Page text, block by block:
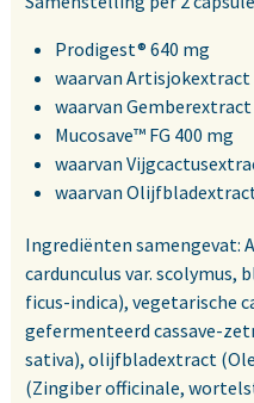
Prodigest® 640 mg
waarvan Artisjokextract
waarvan Gemberextract
Mucosave™ FG 400 mg
waarvan
waarvan
Ingrediënten samengevat:
cardunculus var. scolymus,
ficus-indica), vegetarische
gefermenteerd cassave-
sativa), olijfbladextract
(Zingiber officinale,